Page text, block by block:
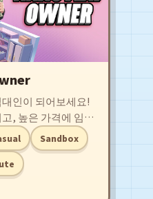
인이 되어보세요!
, 높은 가격에 임대
올리세요! 작은 방
를 모으고 재투자
장해 보세요. 편안
향해 나아가세요!
Sandbox